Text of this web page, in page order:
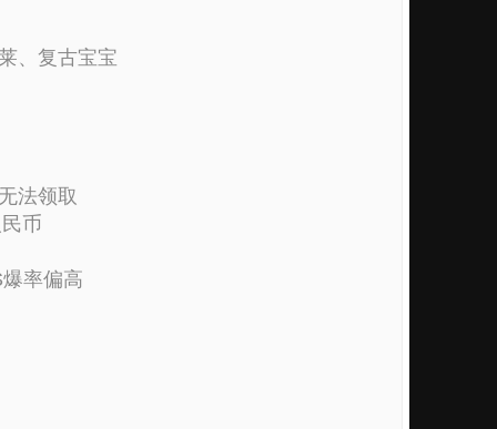
、复古宝宝
法领取
币
率偏高